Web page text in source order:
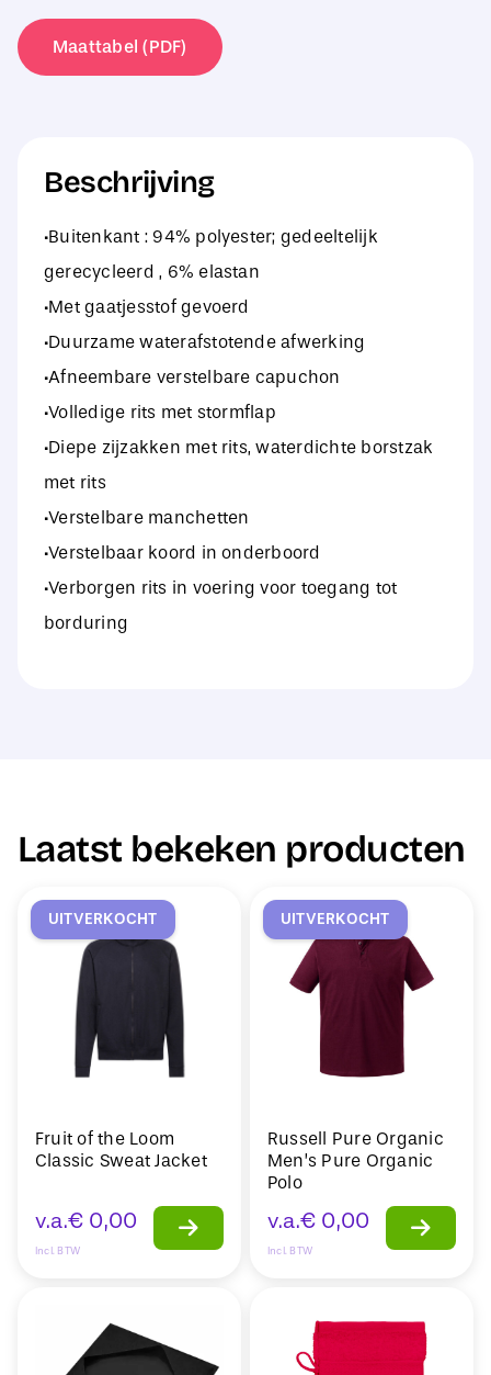
Hooded
Softshell
Maattabel (PDF)
Beschrijving
·Buitenkant : 94% polyester; gedeeltelijk
gerecycleerd , 6% elastan
·Met gaatjesstof gevoerd
·Duurzame waterafstotende afwerking
·Afneembare verstelbare capuchon
·Volledige rits met stormflap
·Diepe zijzakken met rits, waterdichte borstzak
met rits
·Verstelbare manchetten
·Verstelbaar koord in onderboord
·Verborgen rits in voering voor toegang tot
borduring
Laatst bekeken producten
UITVERKOCHT
Fruit of the Loom
Classic Sweat Jacket
v.a.€ 0,00
Incl. BTW
UITVERKOCHT
Russell Pure Organic
Men’s Pure Organic
Polo
v.a.€ 0,00
Incl. BTW